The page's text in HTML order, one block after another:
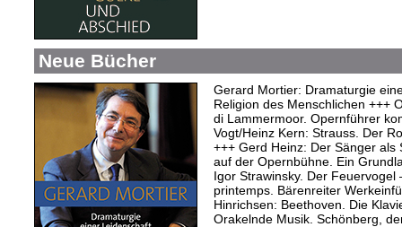
Neue Bücher
Gerard Mortier: Dramaturgie
Religion des Menschlichen +++
di Lammermoor. Opernführer
Vogt/Heinz Kern: Strauss. Der
+++ Gerd Heinz: Der Sänger als
auf der Opernbühne. Ein
Igor Strawinsky. Der
printemps. Bärenreiter
Hinrichsen: Beethoven. Die
Orakelnde Musik. Schönberg,